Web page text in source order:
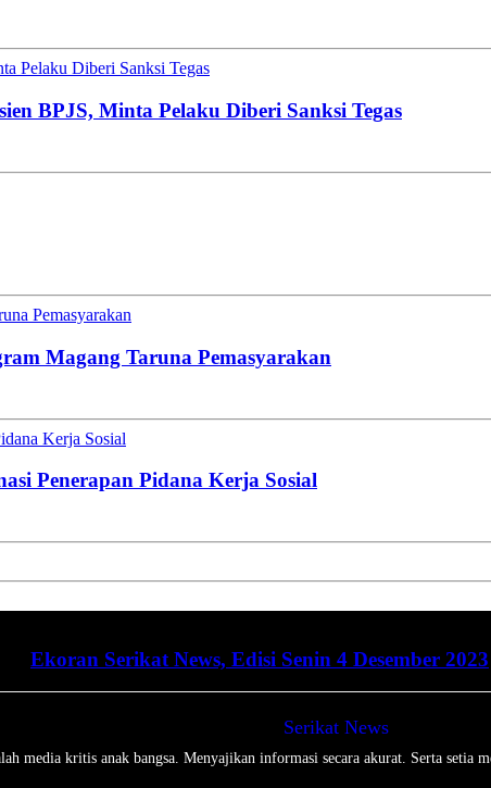
Pelaku Diberi Sanksi Tegas
BPJS, Minta Pelaku Diberi Sanksi Tegas
Pemasyarakan
Magang Taruna Pemasyarakan
Kerja Sosial
Penerapan Pidana Kerja Sosial
Ekoran Serikat News, Edisi Senin 4 Desember 2023
Serikat News
media kritis anak bangsa. Menyajikan informasi secara akurat. Serta setia